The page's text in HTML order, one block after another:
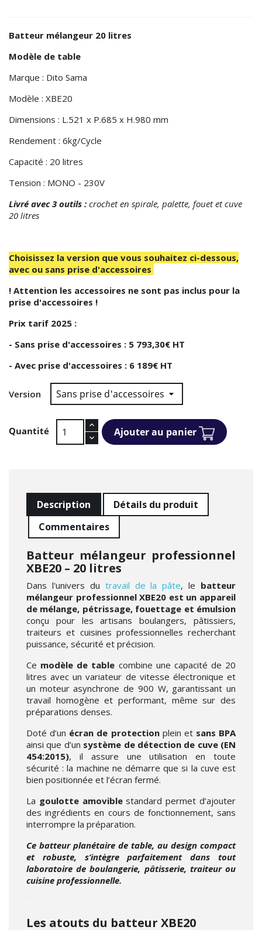
Batteur mélangeur 20 litres
Modèle de table
Marque : Dito Sama
Modèle : XBE20
Dimensions : L.521 x P.685 x H.980 mm
Rendement : 6kg/Cycle
Capacité : 20 litres
Tension : MONO - 230V
Livré avec 3 outils : crochet en spirale, palette, fouet et cuve
20 litres
Choisissez la version que vous souhaitez ci-dessous,
avec ou sans prise d'accessoires
! Attention les accessoires ne sont pas inclus pour la
prise d'accessoires !
Prix tarif 2025 :
- Sans prise d'accessoires : 5 793,30€ HT
- Avec prise d'accessoires : 6 189€ HT
Version
Quantité Ajouter au panier
Description
Détails du produit
Commentaires
Batteur mélangeur professionnel
XBE20 – 20 litres
Dans l'univers du travail de la pâte, le batteur
mélangeur professionnel XBE20 est un appareil
de mélange, pétrissage, fouettage et émulsion
conçu pour les artisans boulangers, pâtissiers,
traiteurs et cuisines professionnelles recherchant
puissance, sécurité et précision.
Ce modèle de table combine une capacité de 20
litres avec un variateur de vitesse électronique et
un moteur asynchrone de 900 W, garantissant un
travail homogène et performant, même sur des
préparations denses.
Doté d’un écran de protectionplein etsans BPA
ainsi que d’un système de détection de cuve (EN
454:2015), il assure une utilisation en toute
sécurité : la machine ne démarre que si la cuve est
bien positionnée et l’écran fermé.
La goulotte amoviblestandard permet d’ajouter
des ingrédients en cours de fonctionnement, sans
interrompre la préparation.
Ce batteur planétaire de table, au design compact
et robuste, s’intègre parfaitement dans tout
laboratoire de boulangerie, pâtisserie, traiteur ou
cuisine professionnelle.
Les atouts du batteur XBE20